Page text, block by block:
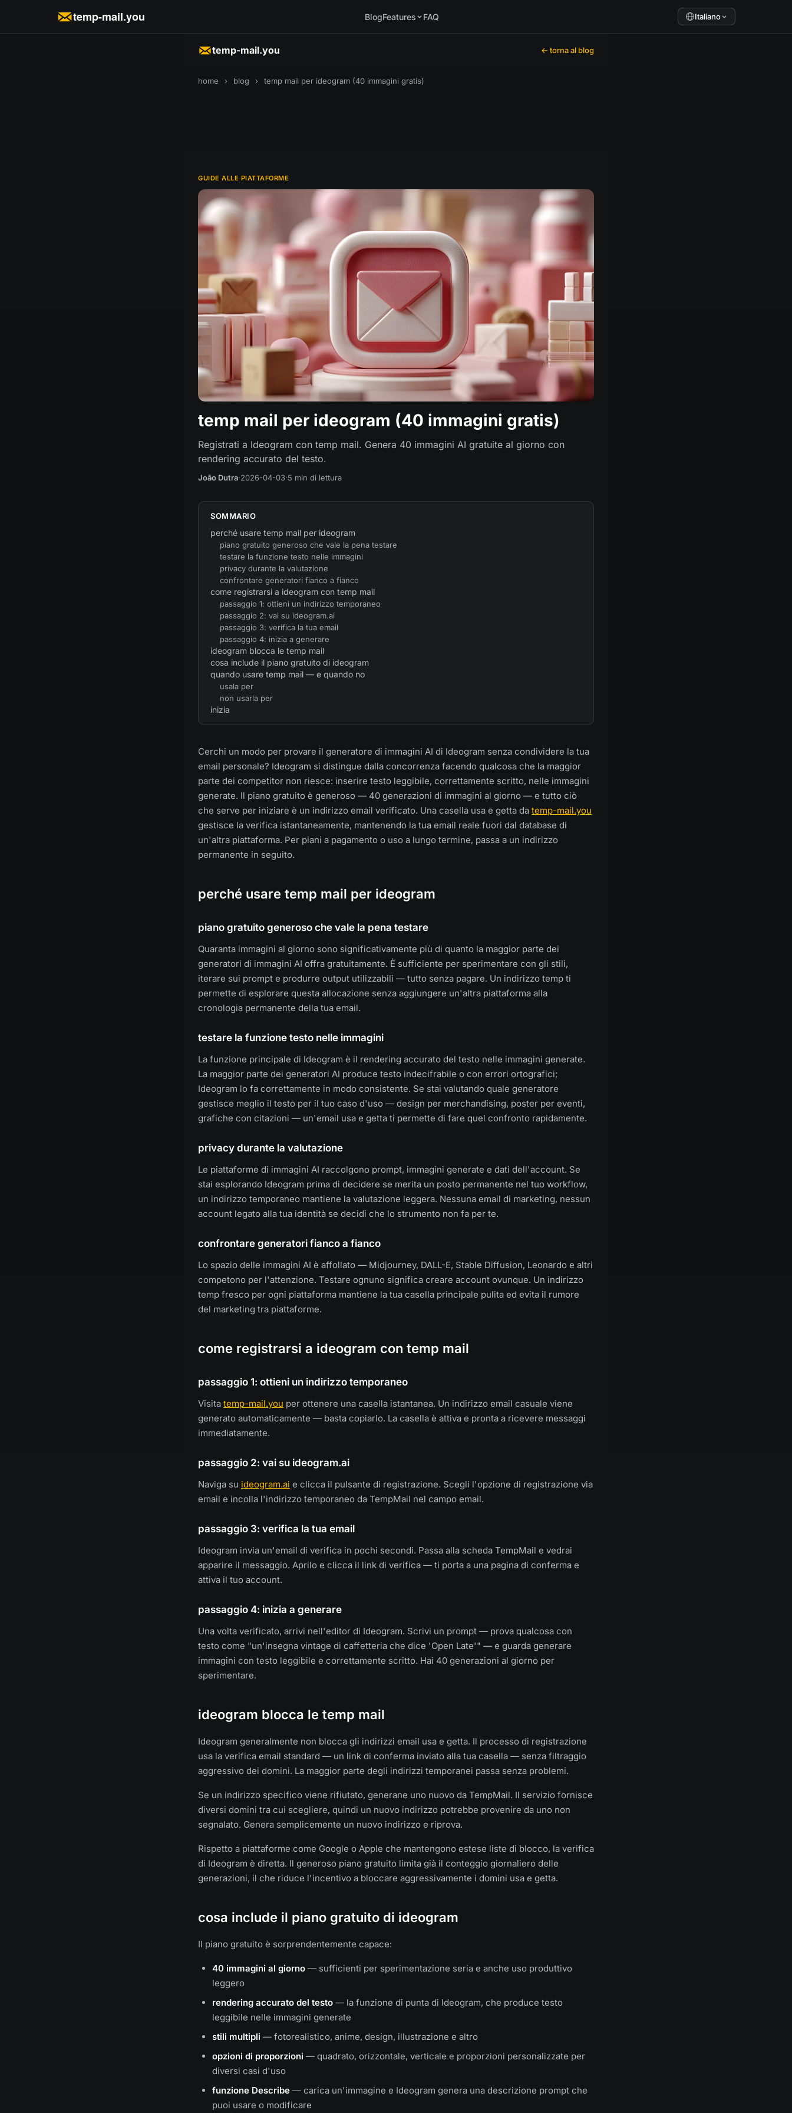
temp-mail.you BlogFeatures FAQ Italiano
temp-mail.you ← torna al blog
home › blog › temp mail per ideogram (40 immagini gratis)
GUIDE ALLE PIATTAFORME
temp mail per ideogram (40 immagini gratis)
Registrati a Ideogram con temp mail. Genera 40 immagini AI gratuite al giorno con
rendering accurato del testo.
João Dutra·2026-04-03·5 min di lettura
SOMMARIO
perché usare temp mail per ideogram
piano gratuito generoso che vale la pena testare
testare la funzione testo nelle immagini
privacy durante la valutazione
confrontare generatori fianco a fianco
come registrarsi a ideogram con temp mail
passaggio 1: ottieni un indirizzo temporaneo
passaggio 2: vai su ideogram.ai
passaggio 3: verifica la tua email
passaggio 4: inizia a generare
ideogram blocca le temp mail
cosa include il piano gratuito di ideogram
quando usare temp mail — e quando no
usala per
non usarla per
inizia
Cerchi un modo per provare il generatore di immagini AI di Ideogram senza condividere la tua
email personale? Ideogram si distingue dalla concorrenza facendo qualcosa che la maggior
parte dei competitor non riesce: inserire testo leggibile, correttamente scritto, nelle immagini
generate. Il piano gratuito è generoso — 40 generazioni di immagini al giorno — e tutto ciò
che serve per iniziare è un indirizzo email verificato. Una casella usa e getta da temp-mail.you
gestisce la verifica istantaneamente, mantenendo la tua email reale fuori dal database di
un'altra piattaforma. Per piani a pagamento o uso a lungo termine, passa a un indirizzo
permanente in seguito.
perché usare temp mail per ideogram
piano gratuito generoso che vale la pena testare
Quaranta immagini al giorno sono significativamente più di quanto la maggior parte dei
generatori di immagini AI offra gratuitamente. È sufficiente per sperimentare con gli stili,
iterare sui prompt e produrre output utilizzabili — tutto senza pagare. Un indirizzo temp ti
permette di esplorare questa allocazione senza aggiungere un'altra piattaforma alla
cronologia permanente della tua email.
testare la funzione testo nelle immagini
La funzione principale di Ideogram è il rendering accurato del testo nelle immagini generate.
La maggior parte dei generatori AI produce testo indecifrabile o con errori ortografici;
Ideogram lo fa correttamente in modo consistente. Se stai valutando quale generatore
gestisce meglio il testo per il tuo caso d'uso — design per merchandising, poster per eventi,
grafiche con citazioni — un'email usa e getta ti permette di fare quel confronto rapidamente.
privacy durante la valutazione
Le piattaforme di immagini AI raccolgono prompt, immagini generate e dati dell'account. Se
stai esplorando Ideogram prima di decidere se merita un posto permanente nel tuo workflow,
un indirizzo temporaneo mantiene la valutazione leggera. Nessuna email di marketing, nessun
account legato alla tua identità se decidi che lo strumento non fa per te.
confrontare generatori fianco a fianco
Lo spazio delle immagini AI è affollato — Midjourney, DALL-E, Stable Diffusion, Leonardo e altri
competono per l'attenzione. Testare ognuno significa creare account ovunque. Un indirizzo
temp fresco per ogni piattaforma mantiene la tua casella principale pulita ed evita il rumore
del marketing tra piattaforme.
come registrarsi a ideogram con temp mail
passaggio 1: ottieni un indirizzo temporaneo
Visita temp-mail.you per ottenere una casella istantanea. Un indirizzo email casuale viene
generato automaticamente — basta copiarlo. La casella è attiva e pronta a ricevere messaggi
immediatamente.
passaggio 2: vai su ideogram.ai
Naviga su ideogram.ai e clicca il pulsante di registrazione. Scegli l'opzione di registrazione via
email e incolla l'indirizzo temporaneo da TempMail nel campo email.
passaggio 3: verifica la tua email
Ideogram invia un'email di verifica in pochi secondi. Passa alla scheda TempMail e vedrai
apparire il messaggio. Aprilo e clicca il link di verifica — ti porta a una pagina di conferma e
attiva il tuo account.
passaggio 4: inizia a generare
Una volta verificato, arrivi nell'editor di Ideogram. Scrivi un prompt — prova qualcosa con
testo come "un'insegna vintage di caffetteria che dice 'Open Late'" — e guarda generare
immagini con testo leggibile e correttamente scritto. Hai 40 generazioni al giorno per
sperimentare.
ideogram blocca le temp mail
Ideogram generalmente non blocca gli indirizzi email usa e getta. Il processo di registrazione
usa la verifica email standard — un link di conferma inviato alla tua casella — senza filtraggio
aggressivo dei domini. La maggior parte degli indirizzi temporanei passa senza problemi.
Se un indirizzo specifico viene rifiutato, generane uno nuovo da TempMail. Il servizio fornisce
diversi domini tra cui scegliere, quindi un nuovo indirizzo potrebbe provenire da uno non
segnalato. Genera semplicemente un nuovo indirizzo e riprova.
Rispetto a piattaforme come Google o Apple che mantengono estese liste di blocco, la verifica
di Ideogram è diretta. Il generoso piano gratuito limita già il conteggio giornaliero delle
generazioni, il che riduce l'incentivo a bloccare aggressivamente i domini usa e getta.
cosa include il piano gratuito di ideogram
Il piano gratuito è sorprendentemente capace:
40 immagini al giorno — sufficienti per sperimentazione seria e anche uso produttivo
leggero
rendering accurato del testo — la funzione di punta di Ideogram, che produce testo
leggibile nelle immagini generate
stili multipli — fotorealistico, anime, design, illustrazione e altro
opzioni di proporzioni — quadrato, orizzontale, verticale e proporzioni personalizzate per
diversi casi d'uso
funzione Describe — carica un'immagine e Ideogram genera una descrizione prompt che
puoi usare o modificare